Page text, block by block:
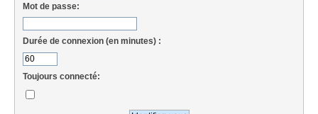
Mot de passe:
Durée de connexion (en minutes) :
Toujours connecté: